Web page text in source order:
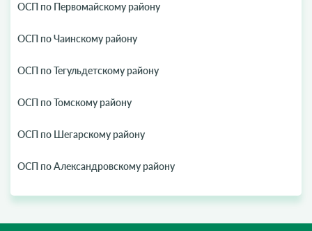
ОСП по Первомайскому району
ОСП по Чаинскому району
ОСП по Тегульдетскому району
ОСП по Томскому району
ОСП по Шегарскому району
ОСП по Александровскому району